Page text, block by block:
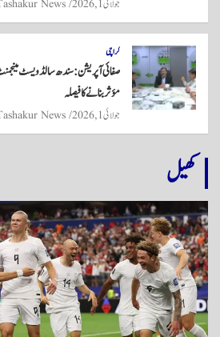
جولائی 1, 2026 News
کراچی
صفائی آپریشن: سندھ سالڈ ویسٹ مینجمنٹ
مؤثر بنانے کا فیصلہ
جولائی 1, 2026 News
کھیل